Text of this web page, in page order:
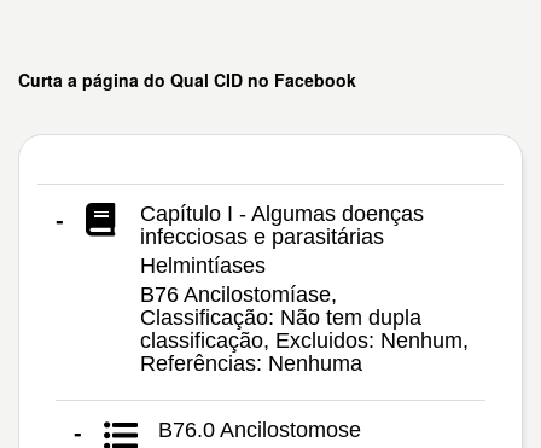
Curta a página do Qual CID no Facebook
-
Capítulo I - Algumas doenças
infecciosas e parasitárias
Helmintíases
B76 Ancilostomíase,
Classificação: Não tem dupla
classificação, Excluidos: Nenhum,
Referências: Nenhuma
- B76.0 Ancilostomose